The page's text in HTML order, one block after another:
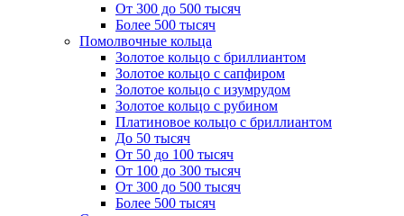
От 300 до 500 тысяч
Более 500 тысяч
Помолвочные кольца
Золотое кольцо с бриллиантом
Золотое кольцо с сапфиром
Золотое кольцо с изумрудом
Золотое кольцо с рубином
Платиновое кольцо с бриллиантом
До 50 тысяч
От 50 до 100 тысяч
От 100 до 300 тысяч
От 300 до 500 тысяч
Более 500 тысяч